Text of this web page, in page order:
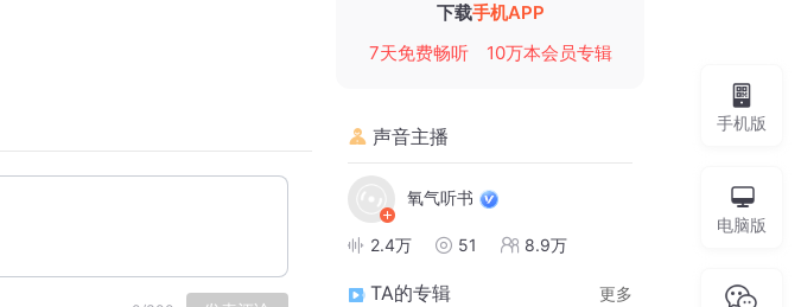
下载手机APP
7天免费畅听
10万本会员专辑
声音主播
氧气听书
2.4万 51 8.9万
TA的专辑 更多
手机版
电脑版